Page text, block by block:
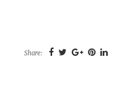
Share: